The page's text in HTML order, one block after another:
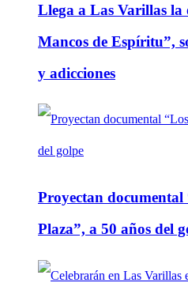
Llega a Las Varillas la
Mancos de Espíritu”,
y adicciones
Proyectan documental
Plaza”, a 50 años del